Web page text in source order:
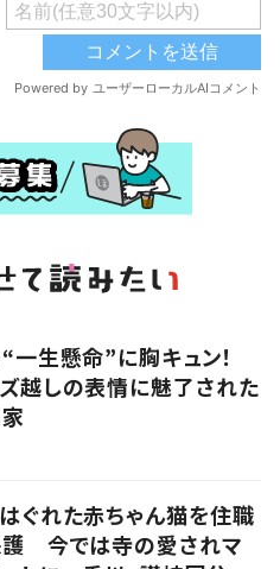
一生懸命”に胸キュン！
越しの表情に魅了された
ぐれた赤ちゃん猫を住職
今では寺の愛されマ